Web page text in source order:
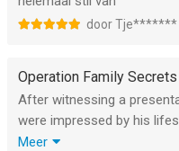
door Tje*******
Operation Family Secrets
After witnessing a
were impressed by his
Back home after our
Meer